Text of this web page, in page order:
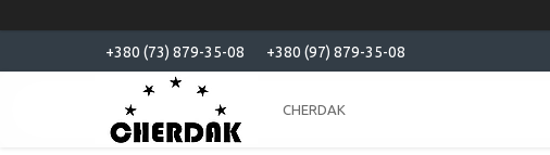
+380 (73) 879-35-08 +380 (97) 879-35-08
CHERDAK